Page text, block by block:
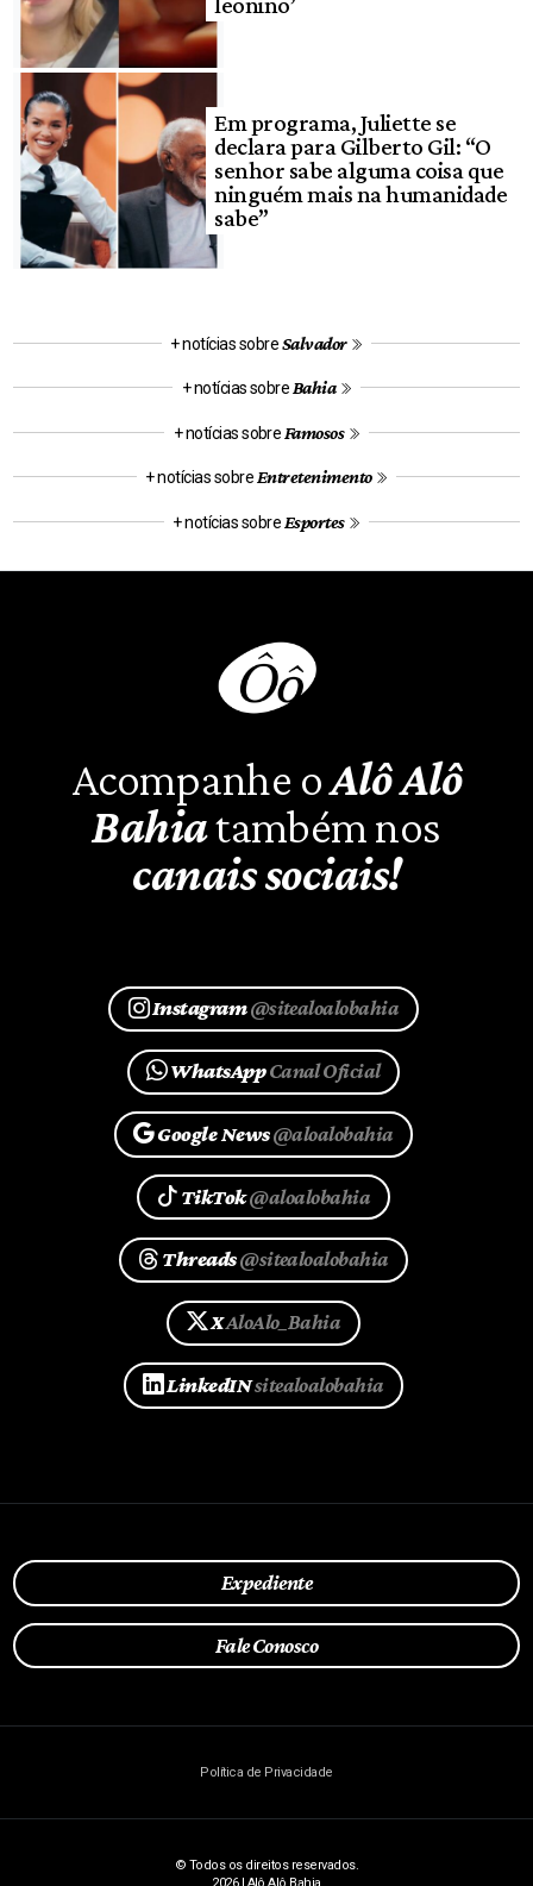
leonino’
Em programa, Juliette se
declara para Gilberto Gil: “O
senhor sabe alguma coisa que
ninguém mais na humanidade
sabe”
+ notícias sobreSalvador
+ notícias sobre Bahia
+ notícias sobre Famosos
+ notícias sobre Entretenimento
+ notícias sobre Esportes
Acompanhe oAlô Alô
Bahiatambém nos
canais sociais!
Instagram@sitealoalobahia
WhatsAppCanal Oficial
Google News@aloalobahia
TikTok@aloalobahia
Threads@sitealoalobahia
XAloAlo_Bahia
LinkedINsitealoalobahia
Expediente
Fale Conosco
Política de Privacidade
© Todos os direitos reservados.